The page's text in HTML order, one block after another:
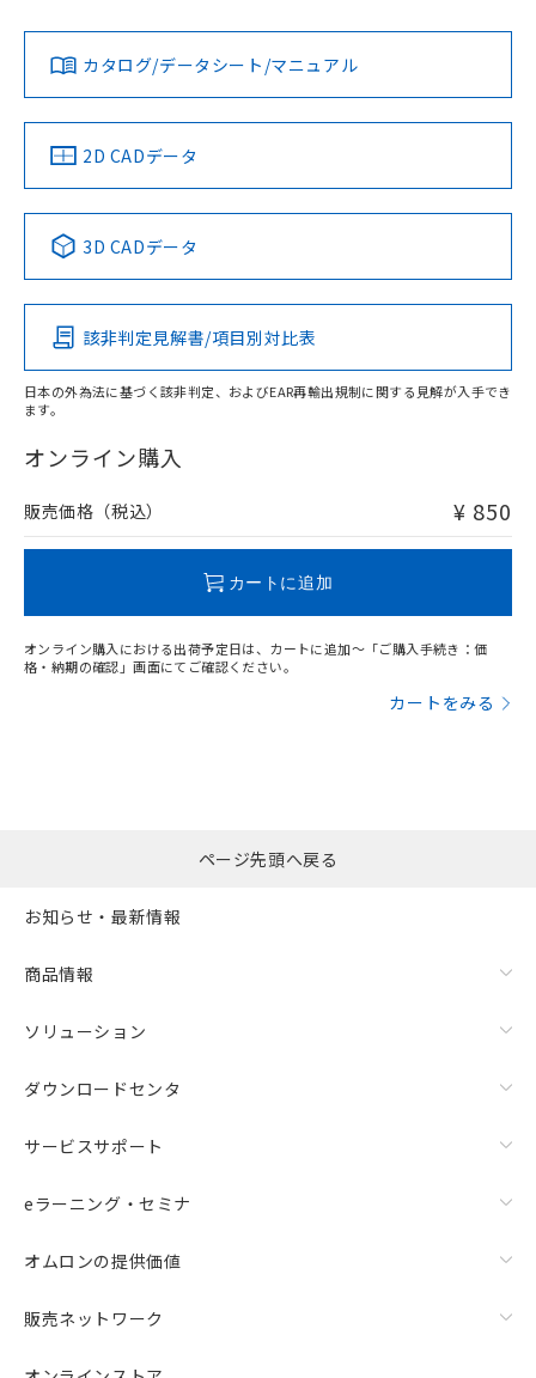
カタログ/データシート/マニュアル
2D CADデータ
3D CADデータ
該非判定見解書/項目別対比表
日本の外為法に基づく該非判定、およびEAR再輸出規制に関する見解が入手でき
ます。
オンライン購入
販売価格（税込） ¥ 850
カートに追加
オンライン購入における出荷予定日は、カートに追加～「ご購入手続き：価
格・納期の確認」画面にてご確認ください。
カートをみる
お客様が当ウェブサイト上で当社にご
登録された部品リストについて、当社
および当社の共同利用者が、当社の製
品・サービスに関するお客様との取
引・商談に必要な範囲で利用すること
をご了承ください。
※当社の共同利用者とは、"個人情報
の共同利用に関して"
とができます。
EU RoHS指令（10物質）の非含有証明書
51物質の非含有証明書（当社基準）
※本証明書は発行日時点で非含有を証明す
るもので、過去に遡って非含有を証明する
ものではありません。
また、RoHS指令のフタル酸エステル類４
荷製品に未対応品が混在することから備考
していることから、特段のことがない限
す。
「－」：未確認です。当社販売部門へお問
い合わせください。
合意する
ページ先頭へ戻る
お知らせ・最新情報
商品情報
ソリューション
ダウンロードセンタ
サービスサポート
eラーニング・セミナ
オムロンの提供価値
販売ネットワーク